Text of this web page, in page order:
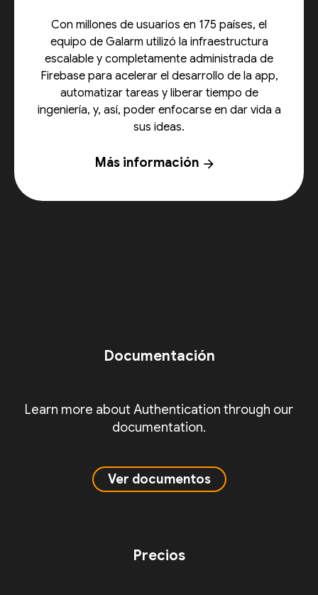
Con millones de usuarios en 175 países, el
equipo de Galarm utilizó la infraestructura
escalable y completamente administrada de
Firebase para acelerar el desarrollo de la app,
automatizar tareas y liberar tiempo de
ingeniería, y, así, poder enfocarse en dar vida a
sus ideas.
Más información arrow_forward
Documentación
Learn more about Authentication through our
documentation.
Ver documentos
Precios